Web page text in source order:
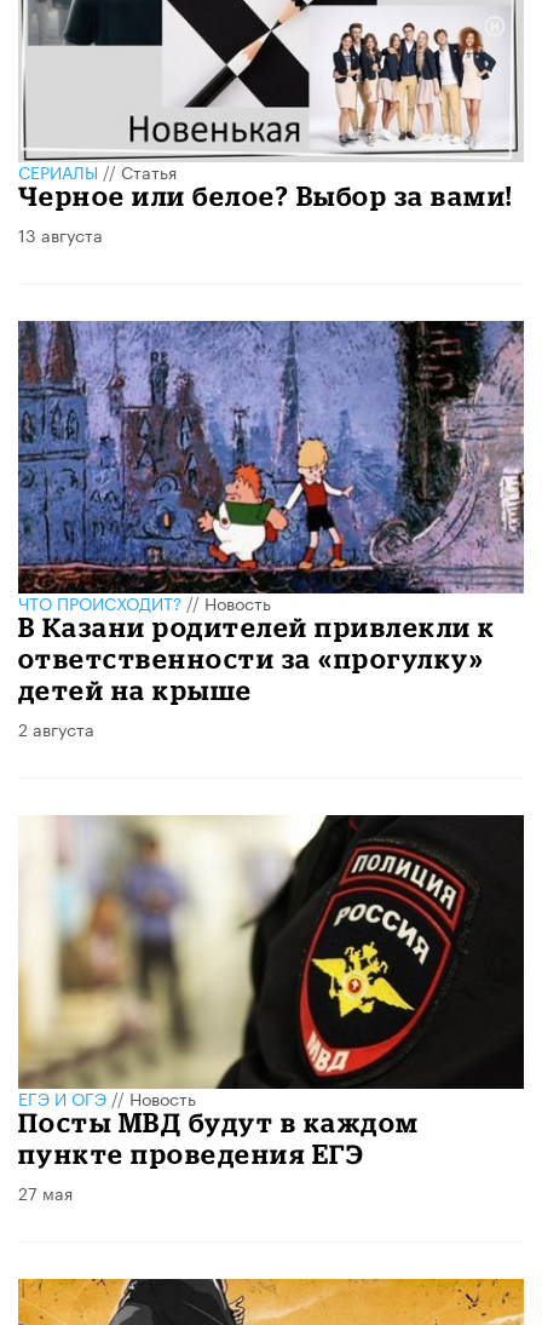
СЕРИАЛЫ//Статья
Черное или белое? Выбор за вами!
13 августа
ЧТО ПРОИСХОДИТ?//Новость
В Казани родителей привлекли к
ответственности за «прогулку»
детей на крыше
2 августа
ЕГЭ И ОГЭ//Новость
Посты МВД будут в каждом
пункте проведения ЕГЭ
27 мая